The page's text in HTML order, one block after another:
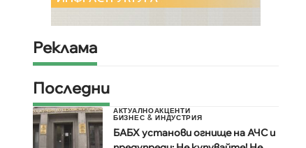
Реклама
Последни
АКТУАЛНОАКЦЕНТИ
БИЗНЕС & ИНДУСТРИЯ
БАБХ установи огнище на АЧС и